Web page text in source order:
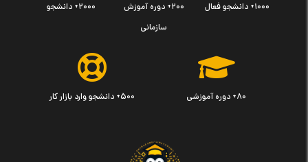
۱۰۰۰+ دانشجو فعال
۲۰۰+ دوره آموزش
سازمانی
۲۰۰۰+ دانشجو
۸۰+ دوره آموزشی ۵۰۰+ دانشجو وارد بازار کار